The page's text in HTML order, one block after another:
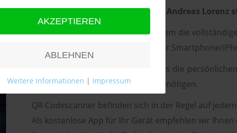
Möchten Sie die Dialogdaten von Andreas Lorenz
Scannen Sie sich einfach und bequem die
per nebenstehenden QR-Code in Ihr Smartphone/
So haben Sie auch unterwegs stets die
zur Hand, wenn Sie diese einmal benötigen.
QR-Codescanner befinden sich in der Regel auf
Als kostenlose App für Ihr Gerät empfehlen wir Ihnen
AKZEPTIEREN
ABLEHNEN
Weitere Informationen | Impressum